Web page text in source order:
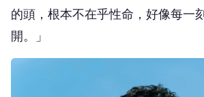
的頭，根本不在乎性命，好像每一
開。」